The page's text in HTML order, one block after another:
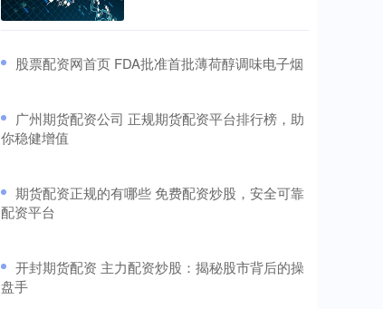
​股票配资网首页 FDA批准首批薄荷醇调味电子烟
​广州期货配资公司 正规期货配资平台排行榜，助
你稳健增值
​期货配资正规的有哪些 免费配资炒股，安全可靠
配资平台
​开封期货配资 主力配资炒股：揭秘股市背后的操
盘手